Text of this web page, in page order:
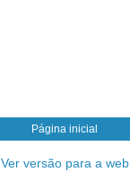
Página inicial
Ver versão para a web